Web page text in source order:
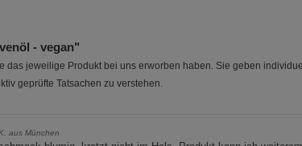
- vegan"
das jeweilige Produkt bei uns erworben haben. Sie geben
geprüfte Tatsachen zu verstehen.
aus München